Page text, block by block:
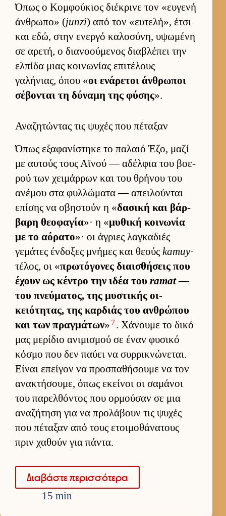
Όπως ο Κομ­φού­κιος διέκρινε τον «ευ­γενή
άν­θρωπο» (junzi) από τον «ευ­τελή», έτσι
και εδώ, στην ενεργό καλοσύνη, υψωμένη
σε αρετή, ο δια­νοού­μενος δια­βλέπει την
ελ­πίδα μιας κοι­νωνίας επιτέλους
γαλήνιας, όπου «οι ενάρετοι άν­θρωποι
σέβονται τη δύναμη της φύσης».
Αναζητώντας τις ψυχές που πέταξαν
Όπως εξαφανίστηκε το παλαιό Έζο, μαζί
με αυ­τούς τους Αϊνού — αδέλ­φια του βοε­
ρού των χει­μάρ­ρων και του θρήνου του
ανέμου στα φυλ­λώματα — απει­λού­νται
επίσης να σβηστούν η «δασική και βάρ­
βαρη θεοφαγία»· η «μυθική κοι­νωνία
με το αόρατο»· οι άγριες λαγκαδιές
γεμάτες έν­δοξες μνήμες και θεούς kamuy·
τέλος, οι «πρωτόγονες διαι­σθήσεις που
έχουν ως κέντρο την ιδέα του ramat—
του πνεύ­ματος, της μυστικής οι­
κειότητας, της καρ­διάς του αν­θρώπου
και των πραγ­μάτων» 7. Χάνουμε το δικό
μας μερίδιο ανιμισμού σε έναν φυσικό
κόσμο που δεν παύει να συρ­ρικνώνεται.
Εί­ναι επεί­γον να προσπαθήσουμε να τον
ανακτήσου­με, όπως εκεί­νοι οι σαμάνοι
του παρελ­θόντος που ορ­μού­σαν σε μια
αναζήτηση για να προλάβουν τις ψυχές
που πέταξαν από τους ετοι­μοθάνατους
πριν χαθούν για πάντα.
Δια­βάστε περισ­σότερα
15 min